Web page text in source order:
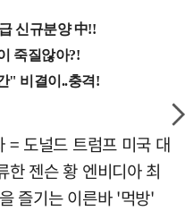
= 도널드 트럼프 미국 대
한 젠슨 황 엔비디아 최
즐기는 이른바 '먹방'